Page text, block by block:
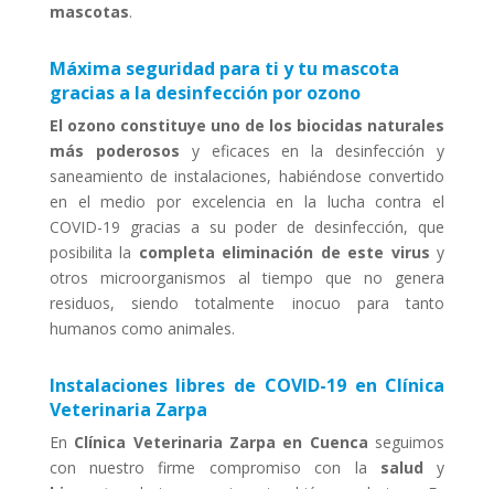
mascotas.
Máxima seguridad para ti y tu mascota
gracias a la desinfección por ozono
El ozono constituye uno de los biocidas naturales
más poderosos y eficaces en la desinfección y
saneamiento de instalaciones, habiéndose convertido
en el medio por excelencia en la lucha contra el
COVID-19 gracias a su poder de desinfección, que
posibilita la completa eliminación de este virus y
otros microorganismos al tiempo que no genera
residuos, siendo totalmente inocuo para tanto
humanos como animales.
Instalaciones libres de COVID-19 en Clínica
Veterinaria Zarpa
En Clínica Veterinaria Zarpa en Cuenca seguimos
con nuestro firme compromiso con la salud y